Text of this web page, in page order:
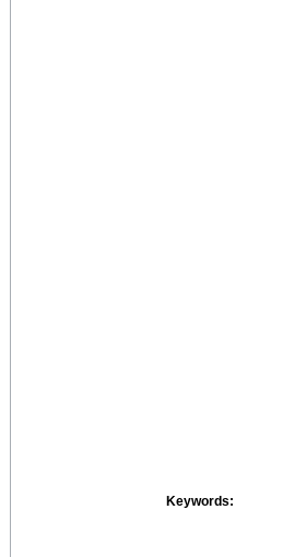
Keywords: